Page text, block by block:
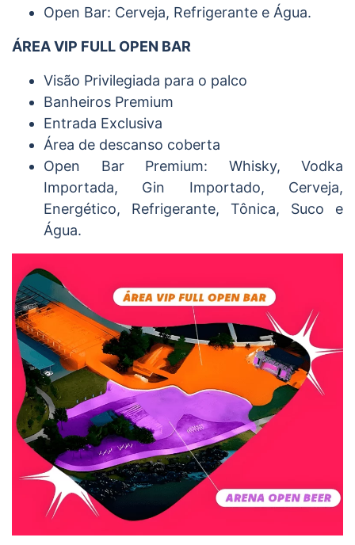
Open Bar: Cerveja, Refrigerante e Água.
ÁREA VIP FULL OPEN BAR
Visão Privilegiada para o palco
Banheiros Premium
Entrada Exclusiva
Área de descanso coberta
Open Bar Premium: Whisky, Vodka
Importada, Gin Importado, Cerveja,
Energético, Refrigerante, Tônica, Suco e
Água.